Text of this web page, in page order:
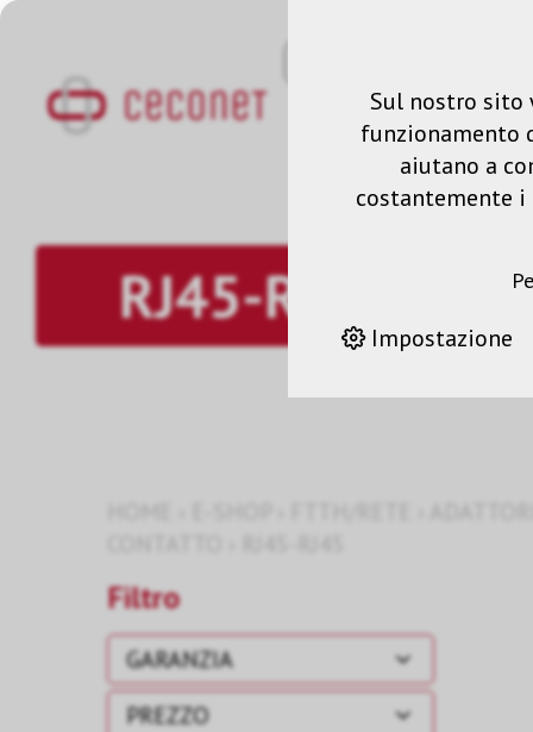
RJ45-RJ45
Filtro
GARANZIA
PREZZO
Sul nostro sito
funzionamento
aiutano a
costantemente i
Impostazione